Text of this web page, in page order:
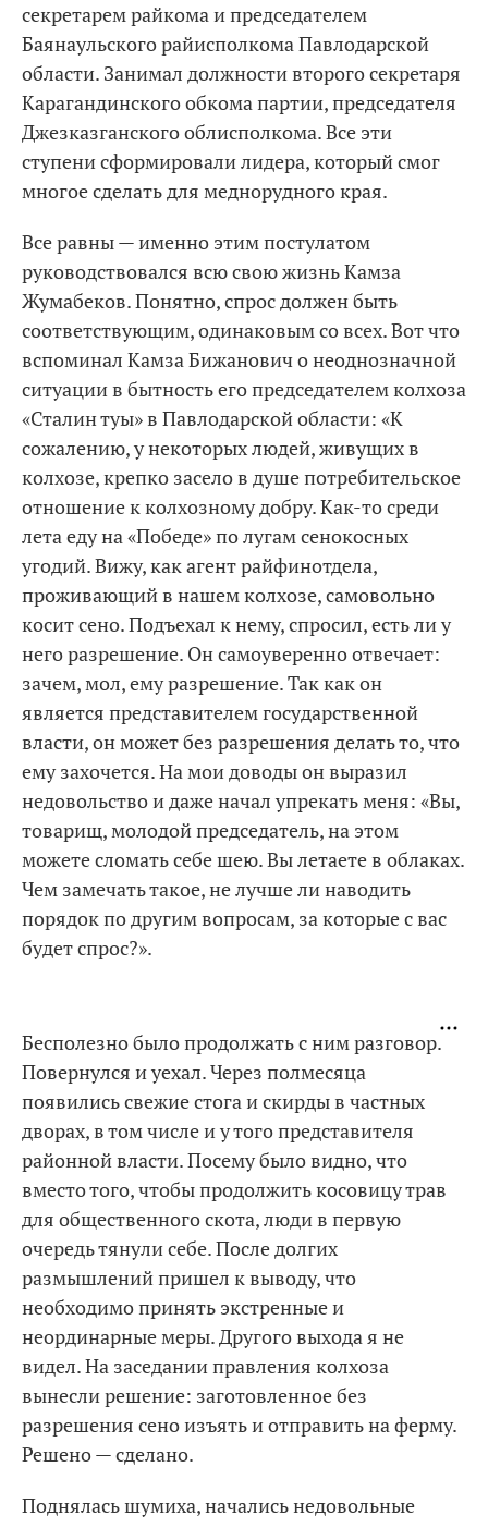
секретарем райкома и председателем
Баянаульского райисполкома Павлодарской
области. Занимал должности второго секретаря
Карагандинского обкома партии, председателя
Джезказганского облисполкома. Все эти
ступени сформировали лидера, который смог
многое сделать для меднорудного края.
Все равны — именно этим постулатом
руководствовался всю свою жизнь Камза
Жумабеков. Понятно, спрос должен быть
соответствующим, одинаковым со всех. Вот что
вспоминал Камза Бижанович о неоднозначной
ситуации в бытность его председателем колхоза
«Сталин туы» в Павлодарской области: «К
сожалению, у некоторых людей, живущих в
колхозе, крепко засело в душе потребительское
отношение к колхозному добру. Как-то среди
лета еду на «Победе» по лугам сенокосных
угодий. Вижу, как агент райфинотдела,
проживающий в нашем колхозе, самовольно
косит сено. Подъехал к нему, спросил, есть ли у
него разрешение. Он самоуверенно отвечает:
зачем, мол, ему разрешение. Так как он
является представителем государственной
власти, он может без разрешения делать то, что
ему захочется. На мои доводы он выразил
недовольство и даже начал упрекать меня: «Вы,
товарищ, молодой председатель, на этом
можете сломать себе шею. Вы летаете в облаках.
Чем замечать такое, не лучше ли наводить
порядок по другим вопросам, за которые с вас
будет спрос?».
Бесполезно было продолжать с ним разговор.
Повернулся и уехал. Через полмесяца
появились свежие стога и скирды в частных
дворах, в том числе и у того представителя
районной власти. Посему было видно, что
вместо того, чтобы продолжить косовицу трав
для общественного скота, люди в первую
очередь тянули себе. После долгих
размышлений пришел к выводу, что
необходимо принять экстренные и
неординарные меры. Другого выхода я не
видел. На заседании правления колхоза
вынесли решение: заготовленное без
разрешения сено изъять и отправить на ферму.
Решено — сделано.
Поднялась шумиха, начались недовольные